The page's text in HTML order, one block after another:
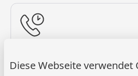
Diese Webseite verwendet